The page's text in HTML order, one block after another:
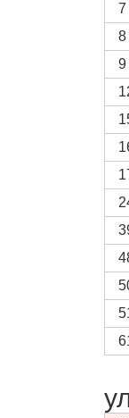
7
8
9